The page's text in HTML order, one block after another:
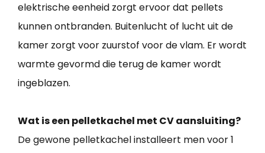
elektrische eenheid zorgt ervoor dat pellets
kunnen ontbranden. Buitenlucht of lucht uit de
kamer zorgt voor zuurstof voor de vlam. Er wordt
warmte gevormd die terug de kamer wordt
ingeblazen.
Wat is een pelletkachel met CV aansluiting?
De gewone pelletkachel installeert men voor 1